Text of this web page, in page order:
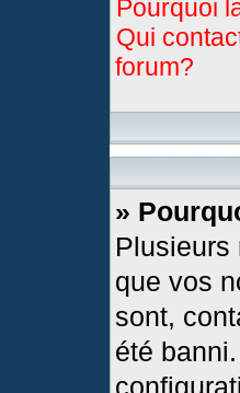
Pourquoi
Qui
forum?
»
Plusieurs
que vos
sont,
été